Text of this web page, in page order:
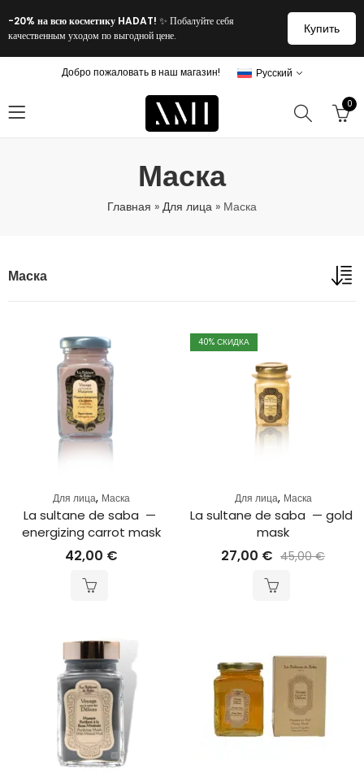
-20% на всю косметику HADAT! ✨ Побалуйте себя
качественным уходом по выгодной цене.
Купить
Добро пожаловать в наш магазин! Русский
0
Маска
Главная » Для лица » Маска
Маска
Для лица, Маска
La sultane de saba  —
energizing carrot mask
42,00 €
40% СКИДКА
Для лица, Маска
La sultane de saba  — gold
mask
27,00 € 45,00€